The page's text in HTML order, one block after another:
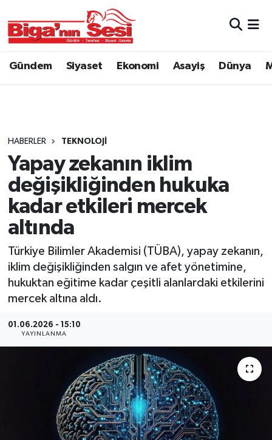
Gündem Siyaset Ekonomi Asayiş Dünya
HABERLER TEKNOLOJI
Yapay zekanın iklim
değişikliğinden hukuka
kadar etkileri mercek
altında
Türkiye Bilimler Akademisi (TÜBA), yapay zekanın,
iklim değişikliğinden salgın ve afet yönetimine,
hukuktan eğitime kadar çeşitli alanlardaki etkilerini
mercek altına aldı.
01.06.2026 - 15:10
YAYINLANMA
Asayiş
Belediye
Dünya
Eğitim
Ekonomi
Genel
Gündem
Hava Durumu
Kültür Sanat
Magazin
Çanakkale Hava Durumu
Tüm Manşetler
Son Dakika Haberleri
Haber Arşivi